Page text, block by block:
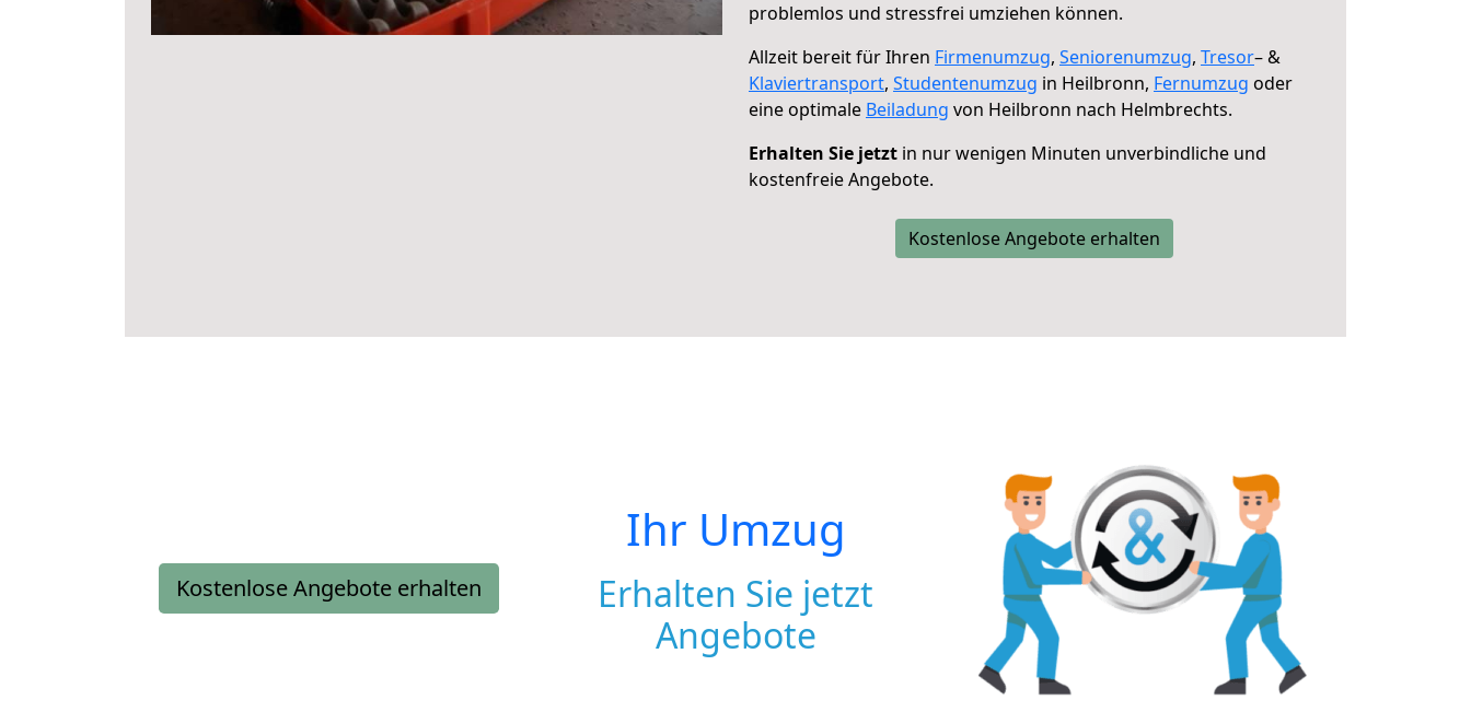
problemlos und stressfrei umziehen können.
Allzeit bereit für Ihren Firmenumzug, Seniorenumzug, Tresor– &
Klaviertransport, Studentenumzug in Heilbronn, Fernumzug oder
eine optimale Beiladung von Heilbronn nach Helmbrechts.
Erhalten Sie jetzt in nur wenigen Minuten unverbindliche und
kostenfreie Angebote.
Kostenlose Angebote erhalten
Kostenlose Angebote erhalten
Ihr Umzug
Erhalten Sie jetzt
Angebote